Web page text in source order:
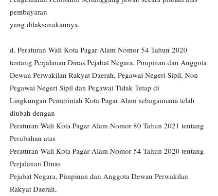
pembayaran
yang dilaksanakannya.
d. Peraturan Wali Kota Pagar Alam Nomor 54 Tahun 2020
tentang Perjalanan Dinas Pejabat Negara, Pimpinan dan Anggota
Dewan Perwakilan Rakyat Daerah, Pegawai Negeri Sipil, Non
Pegawai Negeri Sipil dan Pegawai Tidak Tetap di
Lingkungan Pemerintah Kota Pagar Alam sebagaimana telah
diubah dengan
Peraturan Wali Kota Pagar Alam Nomor 80 Tahun 2021 tentang
Perubahan atas
Peraturan Wali Kota Pagar Alam Nomor 54 Tahun 2020 tentang
Perjalanan Dinas
Pejabat Negara, Pimpinan dan Anggota Dewan Perwakilan
Rakyat Daerah,